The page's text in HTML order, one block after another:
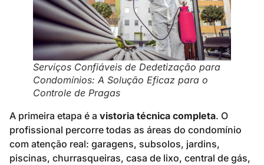
Serviços Confiáveis de Dedetização para
Condomínios: A Solução Eficaz para o
Controle de Pragas
A primeira etapa é a vistoria técnica completa. O
profissional percorre todas as áreas do condomínio
com atenção real: garagens, subsolos, jardins,
piscinas, churrasqueiras, casa de lixo, central de gás,